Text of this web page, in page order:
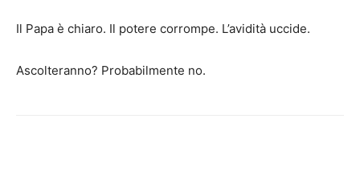
Il Papa è chiaro. Il potere corrompe. L’avidità uccide.
Ascolteranno? Probabilmente no.